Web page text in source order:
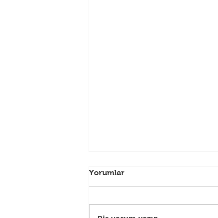
26 MAYIS SALI (ARİFE)
Yorumlar